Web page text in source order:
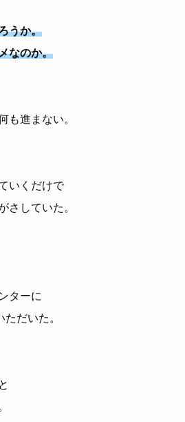
うか。
なのか。
も進まない。
いくだけで
さしていた。
ターに
だいた。